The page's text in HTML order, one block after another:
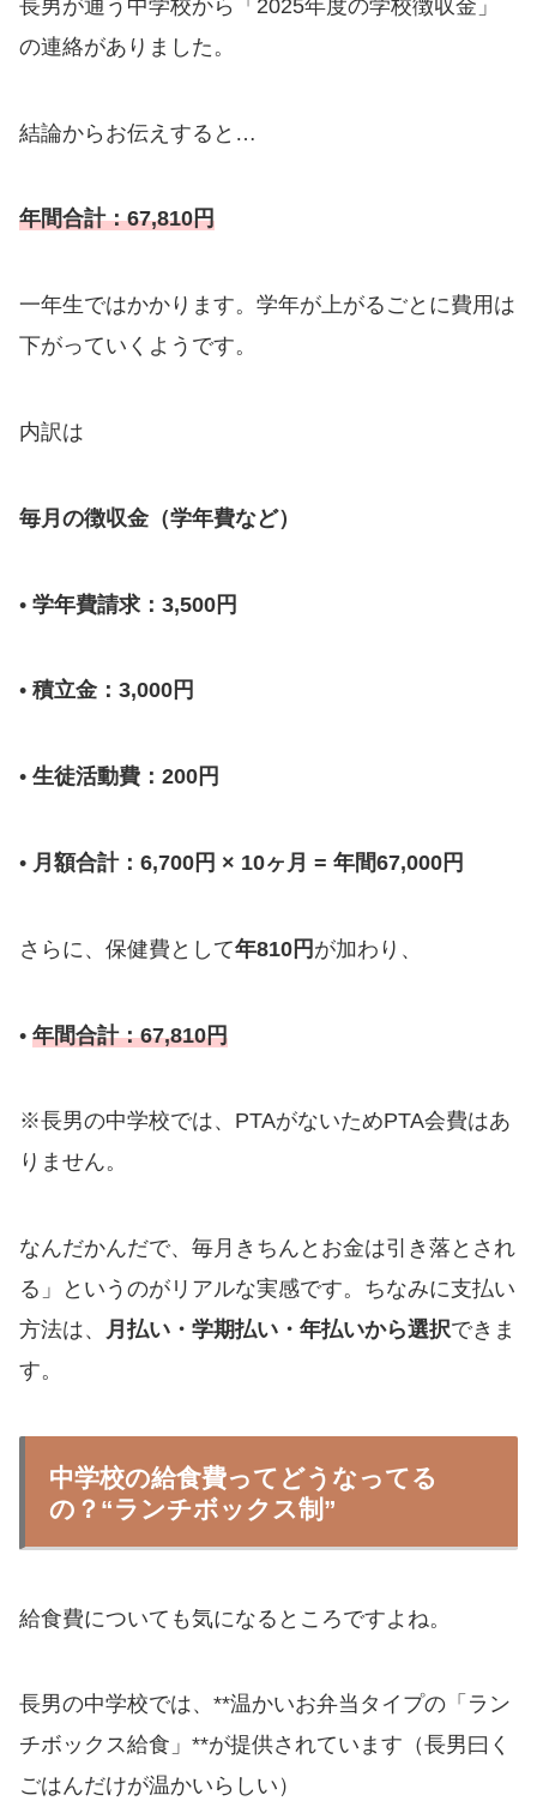
長男が通う中学校から「2025年度の学校徴収金」
の連絡がありました。
結論からお伝えすると…
年間合計：67,810円
一年生ではかかります。学年が上がるごとに費用は
下がっていくようです。
内訳は
毎月の徴収金（学年費など）
• 学年費請求：3,500円
• 積立金：3,000円
• 生徒活動費：200円
• 月額合計：6,700円 × 10ヶ月 = 年間67,000円
さらに、保健費として年810円 が加わり、
• 年間合計：67,810円
※長男の中学校では、PTAがないためPTA会費はあ
りません。
なんだかんだで、毎月きちんとお金は引き落とされ
る」というのがリアルな実感です。ちなみに支払い
方法は、 月払い・学期払い・年払いから選択できま
す。
中学校の給食費ってどうなってる
の？“ランチボックス制”
給食費についても気になるところですよね。
長男の中学校では、**温かいお弁当タイプの「ラン
チボックス給食」**が提供されています（長男曰く
ごはんだけが温かいらしい）